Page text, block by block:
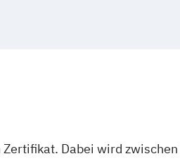
Dabei wird